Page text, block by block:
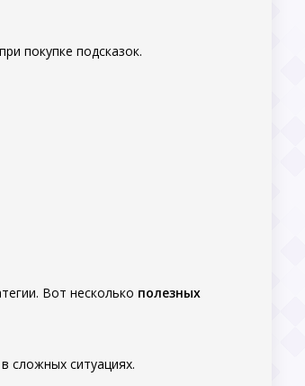
покупке подсказок.
Вот несколько полезных
сложных ситуациях.